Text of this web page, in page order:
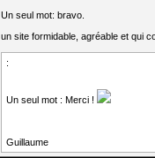
Un seul mot: bravo.
un site formidable, agréable et qui
:
Un seul mot : Merci !
Guillaume